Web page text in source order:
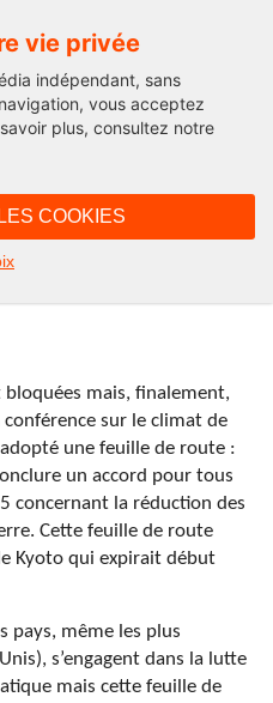
vie privée
indépendant, sans
vous acceptez
plus, consultez notre
COOKIES
accord
bloquées mais, finalement,
conférence sur le climat de
une feuille de route :
un accord pour tous
concernant la réduction des
Cette feuille de route
Kyoto qui expirait début
pays, même les plus
s’engagent dans la lutte
mais cette feuille de